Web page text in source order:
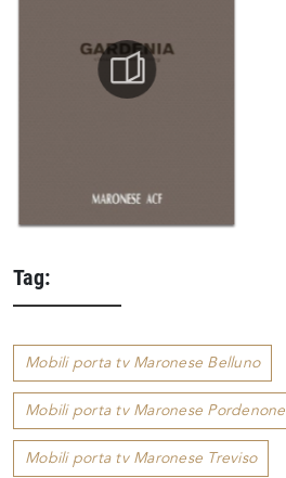
Tag:
Mobili porta tv Maronese Belluno
Mobili porta tv Maronese Pordenone
Mobili porta tv Maronese Treviso